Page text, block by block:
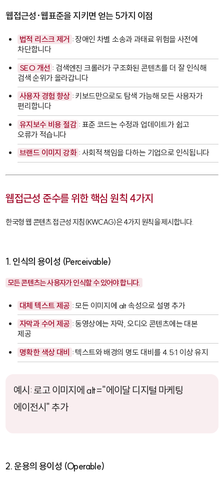
웹접근성·웹표준을 지키면 얻는 5가지 이점
법적 리스크 제거 : 장애인 차별 소송과 과태료 위험을 사전에
차단합니다
SEO 개선 : 검색엔진 크롤러가 구조화된 콘텐츠를 더 잘 인식해
검색 순위가 올라갑니다
사용자 경험 향상 : 키보드만으로도 탐색 가능해 모든 사용자가
편리합니다
유지보수 비용 절감 : 표준 코드는 수정과 업데이트가 쉽고
오류가 적습니다
브랜드 이미지 강화 : 사회적 책임을 다하는 기업으로 인식됩니다
웹접근성 준수를 위한 핵심 원칙 4가지
한국형 웹 콘텐츠 접근성 지침(KWCAG)은 4가지 원칙을 제시합니다.
1. 인식의 용이성 (Perceivable)
모든 콘텐츠는 사용자가 인식할 수 있어야 합니다.
대체 텍스트 제공 : 모든 이미지에 alt속성으로 설명 추가
자막과 수어 제공 : 동영상에는 자막, 오디오 콘텐츠에는 대본
제공
명확한 색상 대비 : 텍스트와 배경의 명도 대비를 4.5:1 이상 유지
예시: 로고 이미지에 alt="에이달 디지털 마케팅
에이전시"추가
2. 운용의 용이성 (Operable)